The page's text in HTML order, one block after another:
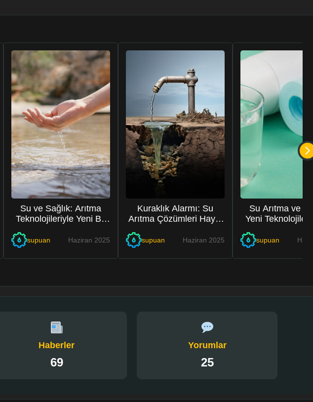
Su ve Sağlık: Arıtma
Teknolojileriyle Yeni Bir
supuan Haziran 2025
Kuraklık Alarmı: Su
Arıtma Çözümleri Hayat
supuan Haziran 2025
Su Arıtma ve
Yeni Teknolojiler
supuan
Haberler
69
Yorumlar
25